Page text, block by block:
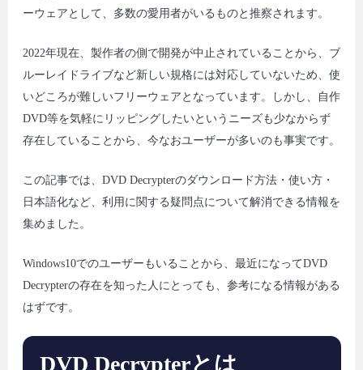
ーウェアとして、多数の愛用者がいるものと推察されます。
2022年現在、製作者の側で開発が中止されていることから、ブ
ルーレイドライブなど新しい規格には対応していないため、使
いどころが難しいフリーウェアとなっています。しかし、自作
DVD等を気軽にリッピングしたいというニーズも少なからず
存在していることから、今なおユーザーが多いのも事実です。
この記事では、DVD Decrypterのダウンロード方法・使い方・
日本語化など、利用に関する疑問点について解消できる情報を
集めました。
Windows10でのユーザーもいることから、最近になってDVD
Decrypterの存在を知った人にとっても、参考になる情報がある
はずです。
DVD Decrypterとは